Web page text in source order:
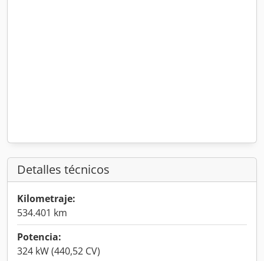
Detalles técnicos
Kilometraje:
534.401 km
Potencia:
324 kW (440,52 CV)